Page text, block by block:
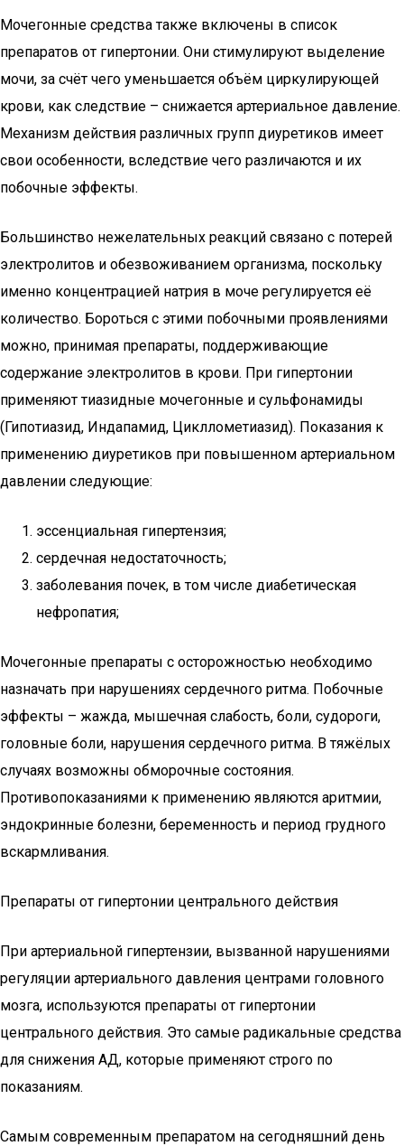
Мочегонные средства также включены в список
препаратов от гипертонии. Они стимулируют выделение
мочи, за счёт чего уменьшается объём циркулирующей
крови, как следствие – снижается артериальное давление.
Механизм действия различных групп диуретиков имеет
свои особенности, вследствие чего различаются и их
побочные эффекты.
Большинство нежелательных реакций связано с потерей
электролитов и обезвоживанием организма, поскольку
именно концентрацией натрия в моче регулируется её
количество. Бороться с этими побочными проявлениями
можно, принимая препараты, поддерживающие
содержание электролитов в крови. При гипертонии
применяют тиазидные мочегонные и сульфонамиды
(Гипотиазид, Индапамид, Цикллометиазид). Показания к
применению диуретиков при повышенном артериальном
давлении следующие:
эссенциальная гипертензия;
сердечная недостаточность;
заболевания почек, в том числе диабетическая
нефропатия;
Мочегонные препараты с осторожностью необходимо
назначать при нарушениях сердечного ритма. Побочные
эффекты – жажда, мышечная слабость, боли, судороги,
головные боли, нарушения сердечного ритма. В тяжёлых
случаях возможны обморочные состояния.
Противопоказаниями к применению являются аритмии,
эндокринные болезни, беременность и период грудного
вскармливания.
Препараты от гипертонии центрального действия
При артериальной гипертензии, вызванной нарушениями
регуляции артериального давления центрами головного
мозга, используются препараты от гипертонии
центрального действия. Это самые радикальные средства
для снижения АД, которые применяют строго по
показаниям.
Самым современным препаратом на сегодняшний день